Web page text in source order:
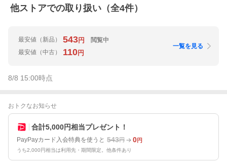
他ストアでの取り扱い（全4件）
最安値 （新品） 543円
閲覧中
最安値 （中古） 110円
一覧を見る
8/8 15:00時点
おトクなお知らせ
合計5,000円相当プレゼント！
PayPayカード入会特典を使うと 543円 0円
うち2,000円相当は利用先・期間限定。他条件あり